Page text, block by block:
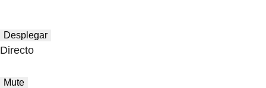
Desplegar
Directo
Mute